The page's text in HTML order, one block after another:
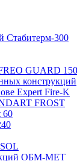
Стабитерм-300
GUARD 150
конструкций
Expert Fire-K
FROST
60
ОБМ-МЕТ